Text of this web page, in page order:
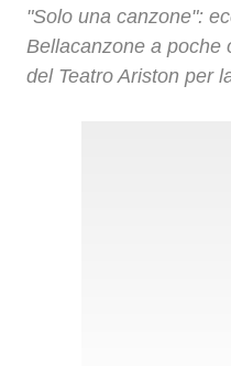
"Solo una canzone":
Bellacanzone a poche
del Teatro Ariston per